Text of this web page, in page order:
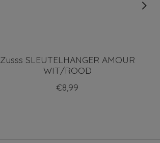
Zusss SLEUTELHANGER AMOUR
WIT/ROOD
€8,99